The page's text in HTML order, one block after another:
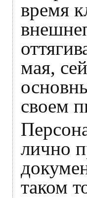
время
мая,
своем
лично
таком